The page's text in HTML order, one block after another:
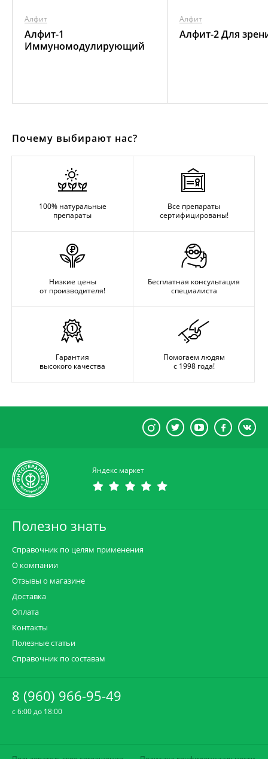
Алфит
Алфит-1
Иммуномодулирующий
Алфит
Алфит-2 Для
Почему выбирают нас?
100% натуральные
препараты
Все препараты
сертифицированы!
Низкие цены
от производителя!
Бесплатная консультация
специалиста
Гарантия
высокого качества
Помогаем людям
с 1998 года!
Яндекс маркет
Полезно знать
Справочник по целям применения
О компании
Отзывы о магазине
Доставка
Оплата
Контакты
Полезные статьи
Справочник по составам
8 (960) 966-95-49
c 6:00 до 18:00